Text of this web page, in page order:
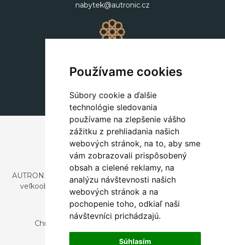
Používame cookies
Súbory cookie a ďalšie
technológie sledovania
používame na zlepšenie vášho
zážitku z prehliadania našich
webových stránok, na to, aby sme
vám zobrazovali prispôsobený
obsah a cielené reklamy, na
analýzu návštevnosti našich
webových stránok a na
pochopenie toho, odkiaľ naši
návštevníci prichádzajú.
Súhlasím
nabytek@autronic.cz
+420 311 604 182
dekorace@autronic.cz
AUTRONIC, s.r.o. je spoločnosť zaoberajúca sa dovozom a
veľkoobchodným predajom dizajnového aj štýlového
nábytku a dekorácií.
Česká republika
Chrustenice 270, 267 12 Loděnice u Berouna
Slovensko